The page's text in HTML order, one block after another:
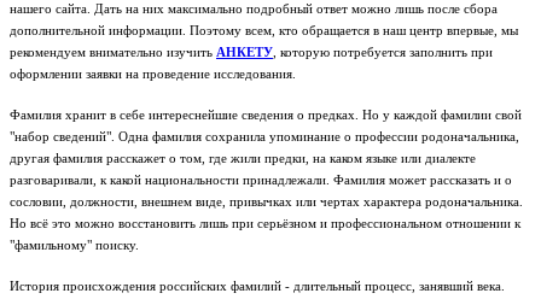
нашего сайта. Дать на них максимально подробный ответ можно лишь после сбора
дополнительной информации. Поэтому всем, кто обращается в наш центр впервые, мы
рекомендуем внимательно изучить АНКЕТУ , которую потребуется заполнить при
оформлении заявки на проведение исследования.
Фамилия хранит в себе интереснейшие сведения о предках. Но у каждой фамилии свой
"набор сведений". Одна фамилия сохранила упоминание о профессии родоначальника,
другая фамилия расскажет о том, где жили предки, на каком языке или диалекте
разговаривали, к какой национальности принадлежали. Фамилия может рассказать и о
сословии, должности, внешнем виде, привычках или чертах характера родоначальника.
Но всё это можно восстановить лишь при серьёзном и профессиональном отношении к
"фамильному" поиску.
История происхождения российских фамилий - длительный процесс, занявший века.